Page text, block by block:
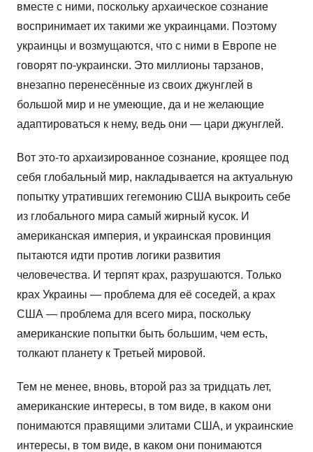
вместе с ними, поскольку архаическое сознание
воспринимает их такими же украинцами. Поэтому
украинцы и возмущаются, что с ними в Европе не
говорят по-украински. Это миллионы тарзанов,
внезапно перенесённые из своих джунглей в
большой мир и не умеющие, да и не желающие
адаптироваться к нему, ведь они — цари джунглей.
Вот это-то архаизированное сознание, кроящее под
себя глобальный мир, накладывается на актуальную
попытку утративших гегемонию США выкроить себе
из глобального мира самый жирный кусок. И
американская империя, и украинская провинция
пытаются идти против логики развития
человечества. И терпят крах, разрушаются. Только
крах Украины — проблема для её соседей, а крах
США — проблема для всего мира, поскольку
американские попытки быть большим, чем есть,
толкают планету к Третьей мировой.
Тем не менее, вновь, второй раз за тридцать лет,
американские интересы, в том виде, в каком они
понимаются правящими элитами США, и украинские
интересы, в том виде, в каком они понимаются